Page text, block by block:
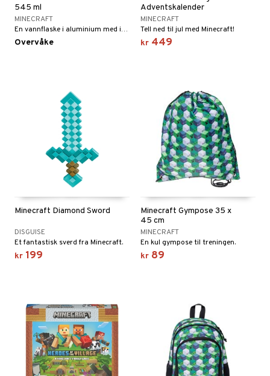
545 ml
MINECRAFT
En vannflaske i aluminium med innebygd sugerør.
Overvåke
Adventskalender
MINECRAFT
Tell ned til jul med Minecraft!
kr 449
Minecraft Diamond Sword
DISGUISE
Et fantastisk sverd fra Minecraft.
kr 199
Minecraft Gympose 35 x
45 cm
MINECRAFT
En kul gympose til treningen.
kr 89